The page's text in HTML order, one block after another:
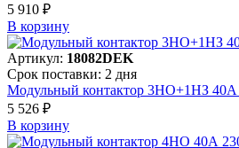
5 910 ₽
В корзинy
Артикул: 18082DEK
Срок поставки: 2 дня
Модульный контактор 3НО+1НЗ
5 526 ₽
В корзинy